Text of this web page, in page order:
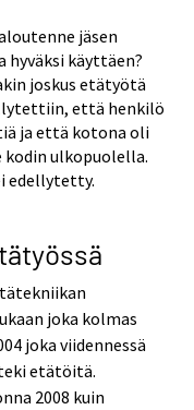
jäsen
käyttäen?
joskus etätyötä
että henkilö
ja että kotona oli
ulkopuolella.
edellytetty.
joka kolmas
joka viidennessä
etätöitä.
2008 kuin